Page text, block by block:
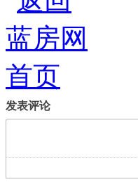
发表评论